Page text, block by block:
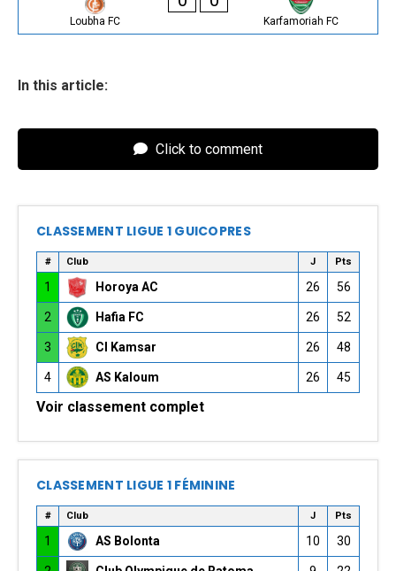
Loubha FC Karfamoriah FC
In this article:
Click to comment
CLASSEMENT LIGUE 1 GUICOPRES
# Club J Pts
1 Horoya AC 26 56
2 Hafia FC 26 52
3 CI Kamsar 26 48
4 AS Kaloum 26 45
Voir classement complet
CLASSEMENT LIGUE 1 FÉMININE
# Club J Pts
1 AS Bolonta 10 30